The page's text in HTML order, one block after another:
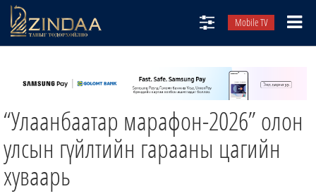
Mobile TV
ТВ8
ӨГЛӨӨНИЙ СОНИН
ЗИНДАА СЭТГҮҮЛ
“Улаанбаатар марафон-2026” олон
улсын гүйлтийн гарааны цагийн
хуваарь